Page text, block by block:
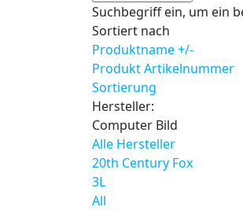
Suchbegriff ein, um ein
Sortiert nach
Produktname +/-
Produkt Artikelnummer
Sortierung
Hersteller:
Computer Bild
Alle Hersteller
20th Century Fox
3L
All